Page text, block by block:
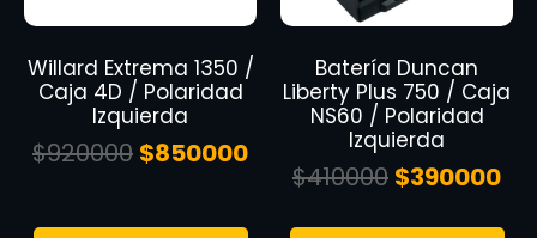
Willard Extrema 1350 /
Caja 4D / Polaridad
Izquierda
$920000 $850000
Batería Duncan
Liberty Plus 750 / Caja
NS60 / Polaridad
Izquierda
$410000 $390000